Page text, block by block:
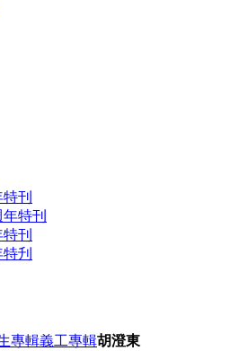
刊
特刊
刊
刋
專輯義工專輯胡澄東